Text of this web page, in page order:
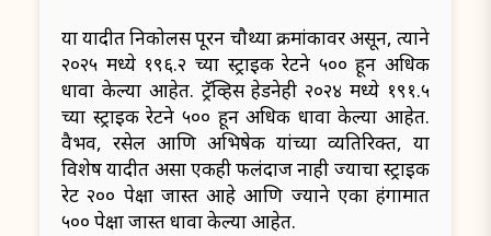
या यादीत निकोलस पूरन चौथ्या क्रमांकावर असून, त्याने
२०२५ मध्ये १९६.२ च्या स्ट्राइक रेटने ५०० हून अधिक
धावा केल्या आहेत. ट्रॅव्हिस हेडनेही २०२४ मध्ये १९१.५
च्या स्ट्राइक रेटने ५०० हून अधिक धावा केल्या आहेत.
वैभव, रसेल आणि अभिषेक यांच्या व्यतिरिक्त, या
विशेष यादीत असा एकही फलंदाज नाही ज्याचा स्ट्राइक
रेट २०० पेक्षा जास्त आहे आणि ज्याने एका हंगामात
५०० पेक्षा जास्त धावा केल्या आहेत.